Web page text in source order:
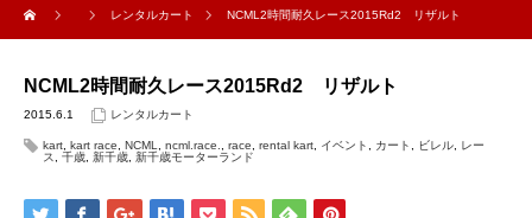
レンタルカート NCML2時間耐久レース2015Rd2 リザルト
NCML2時間耐久レース2015Rd2 リザルト
2015.6.1 レンタルカート
kart kart race NCML ncml.race. race rental kart イベント カート ビレル
レー
ス
千歳 新千歳 新千歳モーターランド